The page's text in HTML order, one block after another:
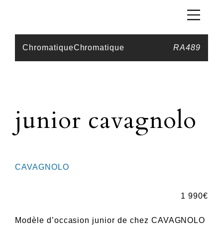
ChromatiqueChromatique RA489
junior cavagnolo
CAVAGNOLO
1 990€
Modèle d’occasion junior de chez CAVAGNOLO